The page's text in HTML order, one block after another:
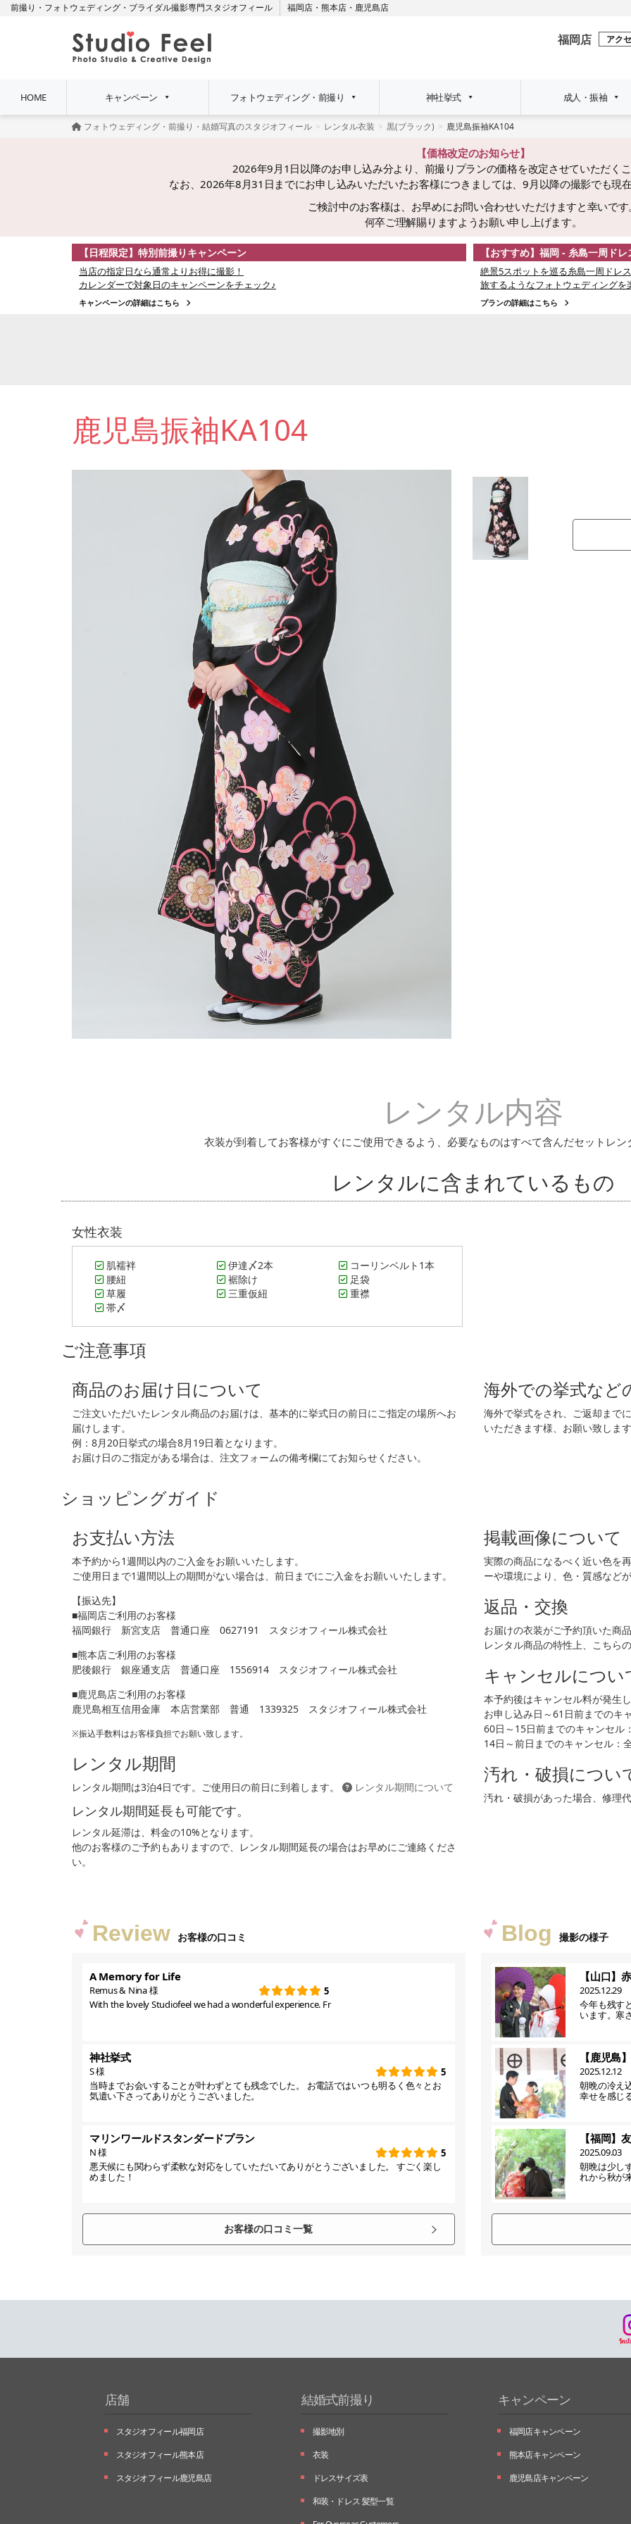
前撮り・フォトウェディング・ブライダル撮影専門スタジオフィール 福岡店 ・ 熊本店 ・ 鹿児島店
福岡店 アク
HOME キャンペーン フォトウェディング・前撮り 神社挙式 成人・振袖
フォトウェディング・前撮り・結婚写真のスタジオフィール レンタル衣装 黒(ブラック) 鹿児島振袖KA104
【価格改定のお知らせ】
2026年9月1日以降のお申し込み分より、前撮りプランの価格を改定させていただくこ
なお、2026年8月31日までにお申し込みいただいたお客様につきましては、9月以降の撮影でも現
ご検討中のお客様は、お早めにお問い合わせいただけますと幸いです
何卒ご理解賜りますようお願い申し上げます。
【日程限定】特別前撮りキャンペーン
当店の指定日なら通常よりお得に撮影！
カレンダーで対象日のキャンペーンをチェック♪
キャンペーンの詳細はこちら
【おすすめ】福岡 - 糸島一周ド
絶景5スポットを巡る糸島一周ドレ
旅するようなフォトウェディングを
プランの詳細はこちら
鹿児島振袖KA104
レンタル内容
衣装が到着してお客様がすぐにご使用できるよう、必要なものはすべて含んだセットレン
レンタルに含まれているもの
女性衣装
肌襦袢 伊達〆2本
コーリンベルト1本
腰紐
裾除け
足袋
草履
三重仮紐
重襟
帯〆
ご注意事項
商品のお届け日について
ご注文いただいたレンタル商品のお届けは、基本的に挙式日の前日にご指定の場所へお
届けします。
例：8月20日挙式の場合8月19日着となります。
お届け日のご指定がある場合は、注文フォームの備考欄にてお知らせください。
海外での挙式など
海外で挙式をされ、ご返却まで
いただきます様、お願い致します
ショッピングガイド
お支払い方法
本予約から1週間以内のご入金をお願いいたします。
ご使用日まで1週間以上の期間がない場合は、前日までにご入金をお願いいたします。
【振込先】
■福岡店ご利用のお客様
福岡銀行 新宮支店 普通口座 0627191 スタジオフィール株式会社
■熊本店ご利用のお客様
肥後銀行 銀座通支店 普通口座 1556914 スタジオフィール株式会社
■鹿児島店ご利用のお客様
鹿児島相互信用金庫 本店営業部 普通 1339325 スタジオフィール株式会社
※振込手数料はお客様負担でお願い致します。
レンタル期間
レンタル期間は3泊4日です。ご使用日の前日に到着します。 レンタル期間について
レンタル期間延長も可能です。
レンタル延滞は、料金の10%となります。
他のお客様のご予約もありますので、レンタル期間延長の場合はお早めにご連絡くださ
い。
掲載画像について
実際の商品になるべく近い色を
ーや環境により、色・質感など
返品・交換
お届けの衣装がご予約頂いた商
レンタル商品の特性上、こちら
キャンセルについ
本予約後はキャンセル料が発生し
お申し込み日～61日前までのキ
60日～15日前までのキャンセル
14日～前日までのキャンセル：
汚れ・破損につい
汚れ・破損があった場合、修理
Review お客様の口コミ
A Memory for Life
Remus & Nina 様
5
With the lovely Studiofeel we had a wonderful experience. Fr
神社挙式
S 様
5
当時までお会いすることが叶わずとても残念でした。 お電話ではいつも明るく色々とお
気遣い下さってありがとうございました。
マリンワールドスタンダードプラン
N 様
5
悪天候にも関わらず柔軟な対応をしていただいてありがとうございました。 すごく楽し
めました！
お客様の口コミ一覧
Blog 撮影の様子
【山口】
2025.12.29
今年も残す
います。寒
【鹿児島
2025.12.12
朝晩の冷え
幸せを感じ
【福岡】
2025.09.03
朝晩は少し
れから秋が
店舗
スタジオフィール福岡店
スタジオフィール熊本店
スタジオフィール鹿児島店
結婚式前撮り
撮影地別
衣装
ドレスサイズ表
和装・ドレス 髪型一覧
キャンペーン
福岡店キャンペーン
熊本店キャンペーン
鹿児島店キャンペーン